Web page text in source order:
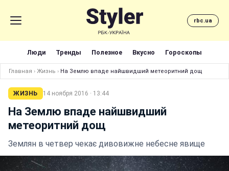
rbc.ua
Люди Тренды Полезное Вкусно Гороскопы
Главная › Жизнь › На Землю впаде найшвидший метеоритний дощ
ЖИЗНЬ 14 ноября 2016 · 13:44
На Землю впаде найшвидший
метеоритний дощ
Землян в четвер чекає дивовижне небесне явище